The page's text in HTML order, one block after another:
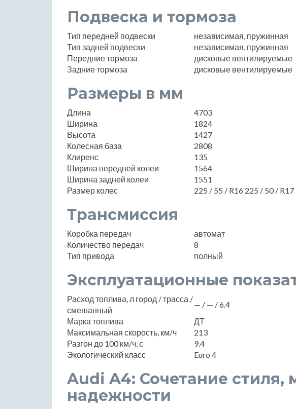
Подвеска и тормоза
Тип передней подвески
независимая, пружинная
Тип задней подвески
независимая, пружинная
Передние тормоза
дисковые вентилируемые
Задние тормоза
дисковые вентилируемые
Размеры в мм
Длина
4703
Ширина
1824
Высота
1427
Колесная база
2808
Клиренс
135
Ширина передней колеи
1564
Ширина задней колеи
1551
Размер колес
225 / 55 / R16 225 / 50 / R17
Трансмиссия
Коробка передач
автомат
Количество передач
8
Тип привода
полный
Эксплуатационные
Расход топлива, л город / трасса /
смешанный
— / — / 6.4
Марка топлива
ДТ
Максимальная скорость, км/ч
213
Разгон до 100 км/ч, с
9.4
Экологический класс
Euro 4
Audi A4: Сочетание стиля,
надежности